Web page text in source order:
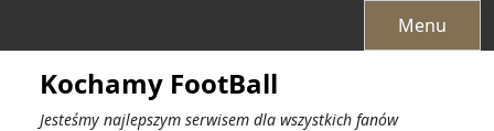
Menu
Kochamy FootBall
Jesteśmy najlepszym serwisem dla wszystkich fanów